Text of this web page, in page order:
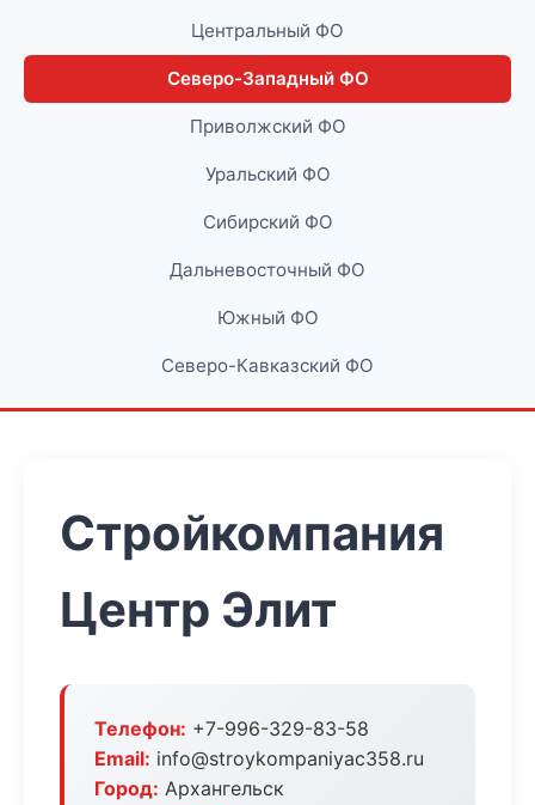
Центральный ФО
Северо-Западный ФО
Приволжский ФО
Уральский ФО
Сибирский ФО
Дальневосточный ФО
Южный ФО
Северо-Кавказский ФО
Стройкомпания
Центр Элит
Телефон: +7-996-329-83-58
Email: info@stroykompaniyac358.ru
Город: Архангельск